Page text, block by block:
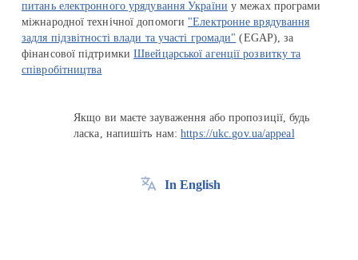
питань електронного урядування України у межах програми
міжнародної технічної допомоги "Електронне врядування
задля підзвітності влади та участі громади" (EGAP), за
фінансової підтримкиШвейцарської агенції розвитку та
співробітництва
Якщо ви маєте зауваження або пропозиції, будь
ласка, напишіть нам:https://ukc.gov.ua/appeal
In English